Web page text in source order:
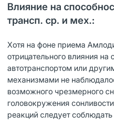
Влияние на
трансп. ср. и мех.:
Хотя на фоне приема
отрицательного влияния на
автотранспортом или
механизмами не
возможного чрезмерного
головокружения
реакций следует